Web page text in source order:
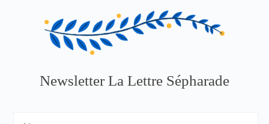
Newsletter La Lettre Sépharade